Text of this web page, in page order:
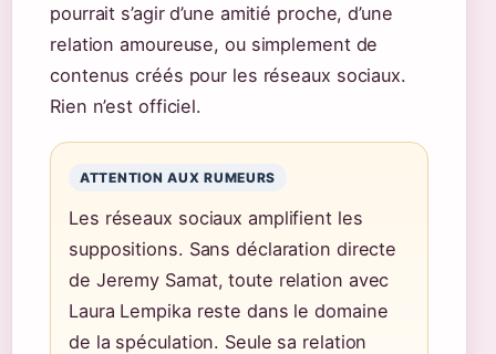
pourrait s’agir d’une amitié proche, d’une
relation amoureuse, ou simplement de
contenus créés pour les réseaux sociaux.
Rien n’est officiel.
ATTENTION AUX RUMEURS
Les réseaux sociaux amplifient les
suppositions. Sans déclaration directe
de Jeremy Samat, toute relation avec
Laura Lempika reste dans le domaine
de la spéculation. Seule sa relation